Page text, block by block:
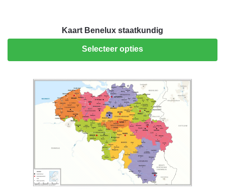
Kaart Benelux staatkundig
Selecteer opties